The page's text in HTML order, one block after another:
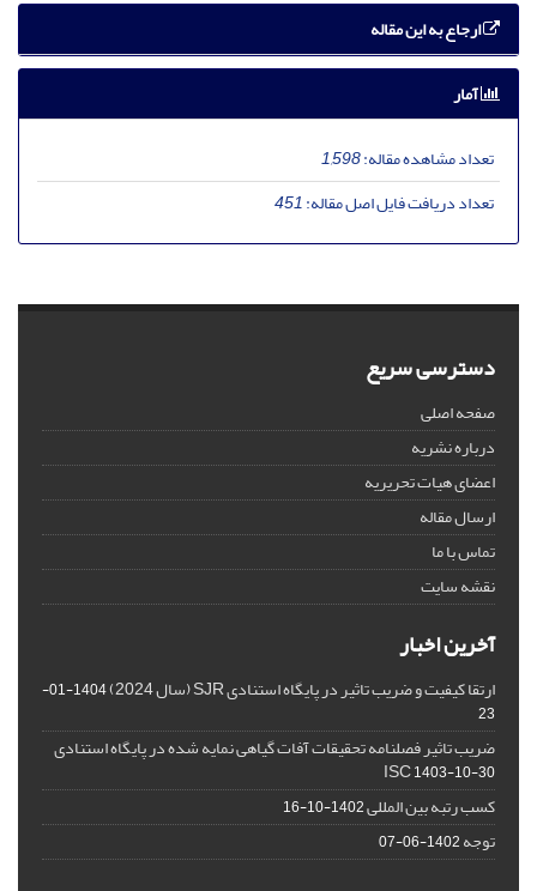
ارجاع به این مقاله
آمار
تعداد مشاهده مقاله:1,598
تعداد دریافت فایل اصل مقاله:451
دسترسی سریع
صفحه اصلی
درباره نشریه
اعضای هیات تحریریه
ارسال مقاله
تماس با ما
نقشه سایت
آخرین اخبار
ارتقا کیفیت و ضریب تاثیر در پایگاه استنادی SJR (سال 2024)
1404-01-
23
ضریب تاثیر فصلنامه تحقیقات آفات گیاهی نمایه شده در پایگاه استنادی
ISC1403-10-30
کسب رتبه بین المللی1402-10-16
توجه1402-06-07